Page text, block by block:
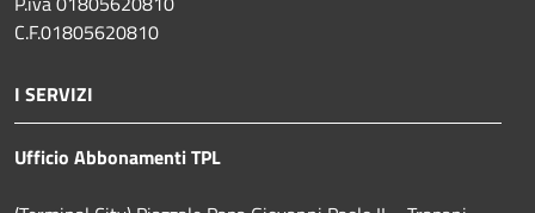
C.F.01805620810
I SERVIZI
Ufficio Abbonamenti TPL